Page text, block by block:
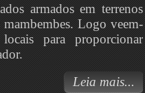
armados em terrenos
mambembes. Logo veem-
para proporcionar
Leia mais...